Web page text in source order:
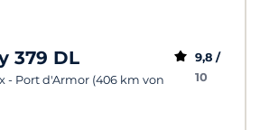
379 DL
- Port d'Armor (406 km von
9,8 /
10